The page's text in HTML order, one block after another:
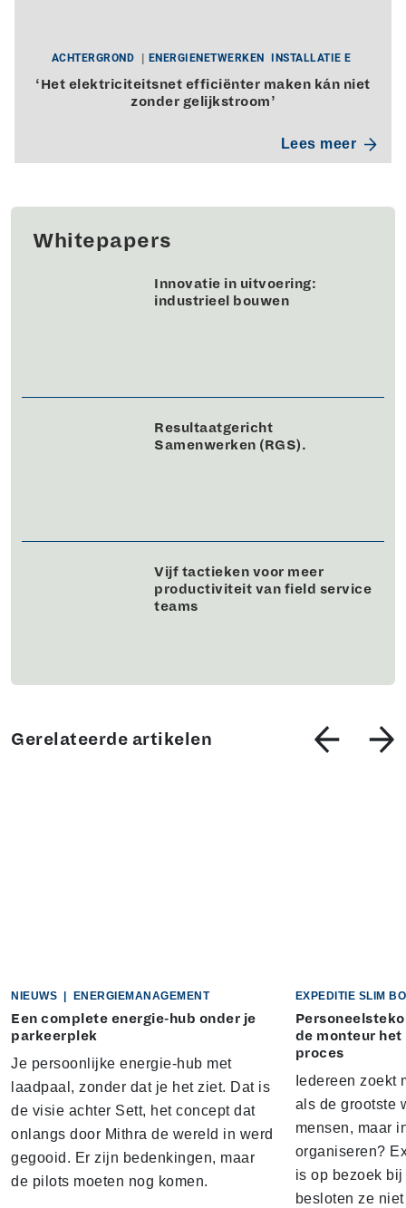
ACHTERGROND ENERGIENETWERKEN INSTALLATIE E
‘Het elektriciteitsnet efficiënter maken kán niet
zonder gelijkstroom’
Lees meer
Whitepapers
Innovatie in uitvoering:
industrieel bouwen
Resultaatgericht
Samenwerken (RGS).
Vijf tactieken voor meer
productiviteit van field service
teams
Gerelateerde artikelen
NIEUWS ENERGIEMANAGEMENT
Een complete energie-hub onder je
parkeerplek
Je persoonlijke energie-hub met
laadpaal, zonder dat je het ziet. Dat is
de visie achter Sett, het concept dat
onlangs door Mithra de wereld in werd
gegooid. Er zijn bedenkingen, maar
de pilots moeten nog komen.
EXPEDITIE SLIM
de monteur
proces
Iedereen zoekt
als de grootste
mensen, maar
organiseren?
is op bezoek
besloten ze